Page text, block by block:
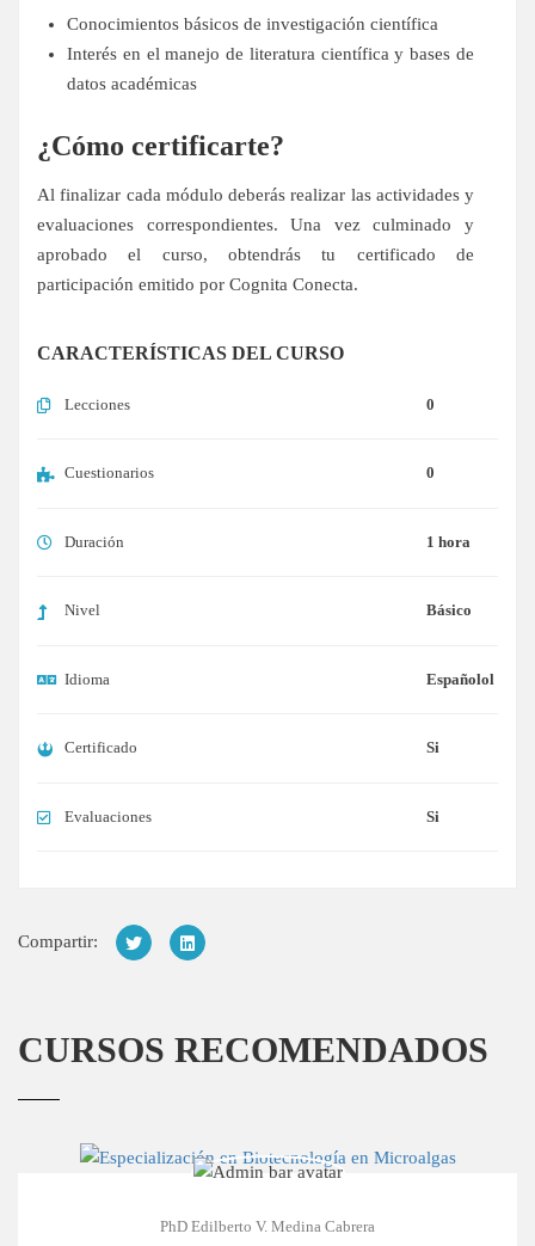
Conocimientos básicos de investigación científica
Interés en el manejo de literatura científica y bases de
datos académicas
¿Cómo certificarte?
Al finalizar cada módulo deberás realizar las actividades y
evaluaciones correspondientes. Una vez culminado y
aprobado el curso, obtendrás tu certificado de
participación emitido por Cognita Conecta.
CARACTERÍSTICAS DEL CURSO
Lecciones 0
Cuestionarios 0
Duración 1 hora
Nivel Básico
Idioma Españolol
Certificado Si
Evaluaciones Si
Compartir:
CURSOS RECOMENDADOS
PhD Edilberto V. Medina Cabrera